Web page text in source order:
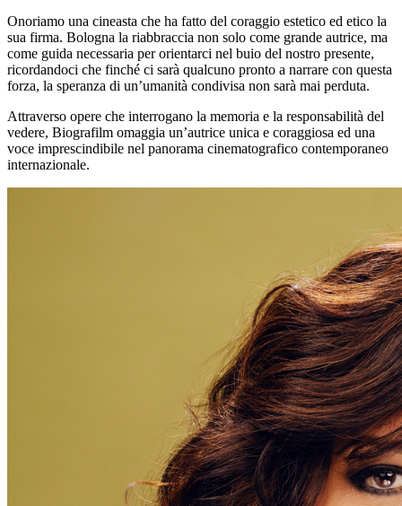
Onoriamo una cineasta che ha fatto del coraggio estetico ed etico la
sua firma. Bologna la riabbraccia non solo come grande autrice, ma
come guida necessaria per orientarci nel buio del nostro presente,
ricordandoci che finché ci sarà qualcuno pronto a narrare con questa
forza, la speranza di un’umanità condivisa non sarà mai perduta.
Attraverso opere che interrogano la memoria e la responsabilità del
vedere, Biografilm omaggia un’autrice unica e coraggiosa ed una
voce imprescindibile nel panorama cinematografico contemporaneo
internazionale.